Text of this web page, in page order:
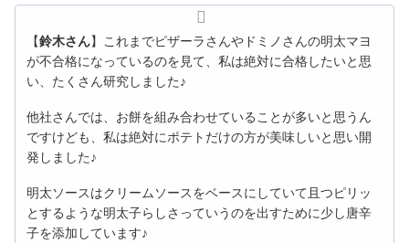
【鈴木さん】これまでピザーラさんやドミノさんの明太マヨ
が不合格になっているのを見て、私は絶対に合格したいと思
い、たくさん研究しました♪
他社さんでは、お餅を組み合わせていることが多いと思うん
ですけども、私は絶対にポテトだけの方が美味しいと思い開
発しました♪
明太ソースはクリームソースをベースにしていて且つピリッ
とするような明太子らしさっていうのを出すために少し唐辛
子を添加しています♪